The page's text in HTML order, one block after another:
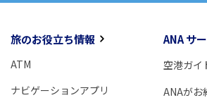
旅のお役立ち情報
ATM
ナビゲーションアプリ
ANA サ
空港ガイ
ANAがお